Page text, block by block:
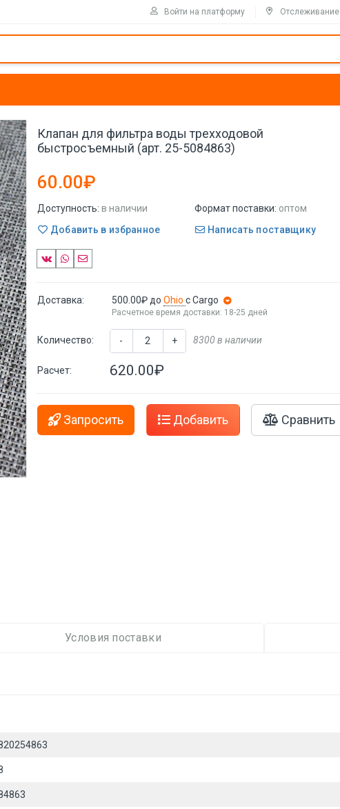
Войти на платформу Отслеживание
Клапан для фильтра воды трехходовой
быстросъемный (арт. 25-5084863)
60.00₽
Доступность: в наличии Формат поставки: оптом
Добавить в избранное
Написать поставщику
Доставка: 500.00₽ доOhioс Cargo
Расчетное время доставки: 18-25 дней
Количество: - + 8300 в наличии
Расчет: 620.00₽
Запросить Добавить Сравнить
Условия поставки